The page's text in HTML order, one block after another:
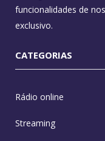
funcionalidades de
exclusivo.
CATEGORIAS
Rádio online
Streaming